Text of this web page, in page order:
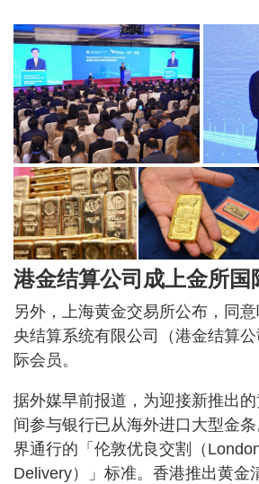
港金结算公司成上金所国
另外，上海黄金交易所公布，同
央结算系统有限公司（港金结算
际会员。
据外媒早前报道，为迎接新推出
间参与银行已从海外进口大型金
界通行的「伦敦优良交割（
Delivery）」标准。香港推出黄金